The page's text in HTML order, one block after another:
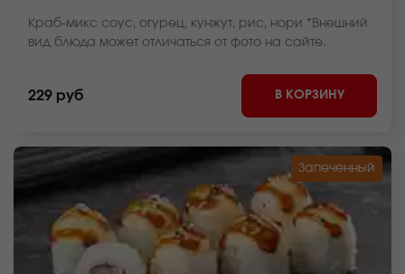
Краб-микс соус, огурец, кунжут, рис, нори *Внешний
вид блюда может отличаться от фото на сайте.
229 руб В КОРЗИНУ
Запеченный